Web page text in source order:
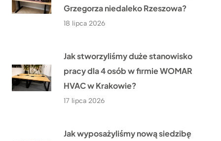
Grzegorza niedaleko Rzeszowa?
18 lipca 2026
Jak stworzyliśmy duże stanowisko
pracy dla 4 osób w firmie WOMAR
HVAC w Krakowie?
17 lipca 2026
Jak wyposażyliśmy nową siedzibę